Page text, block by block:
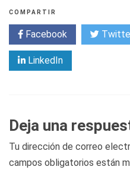
COMPARTIR
Facebook
LinkedIn
Deja una
Tu dirección de correo
campos obligatorios están